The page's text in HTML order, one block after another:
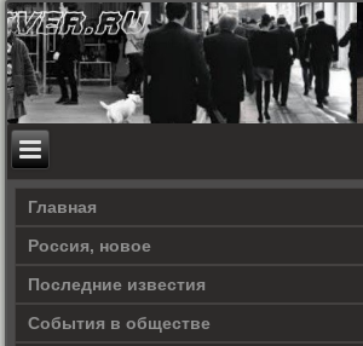
Главная
Россия, новое
Последние известия
События в обществе